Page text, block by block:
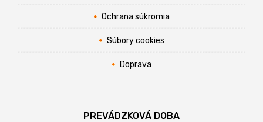
Ochrana súkromia
Súbory cookies
Doprava
PREVÁDZKOVÁ DOBA